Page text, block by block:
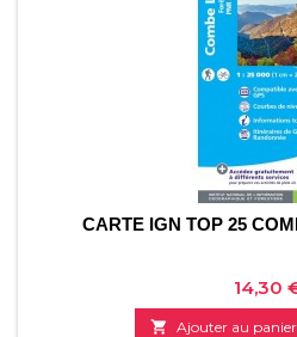
CARTE IGN TOP 25
Prix
14,30
 Ajouter au panier